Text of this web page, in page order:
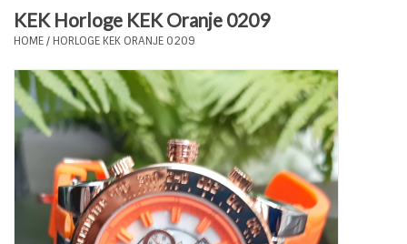
Plus Size Sieraden
Enkelbandjes
Tassen en meer
Haaraccesoires
Zonnebrillen
KEK Horloge KEK Oranje 0209
HOME/ HORLOGE KEK ORANJE 0209